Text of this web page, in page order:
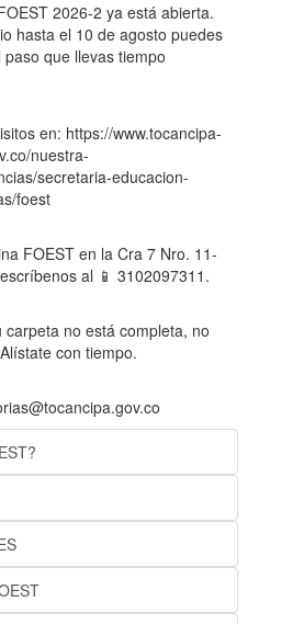
2026-2 ya está abierta.
hasta el 10 de agosto puedes
que llevas tiempo
en: https://www.tocancipa-
nuestra-
secretaria-educacion-
foest
FOEST en la Cra 7 Nro. 11-
al 📱 3102097311.
no está completa, no
con tiempo.